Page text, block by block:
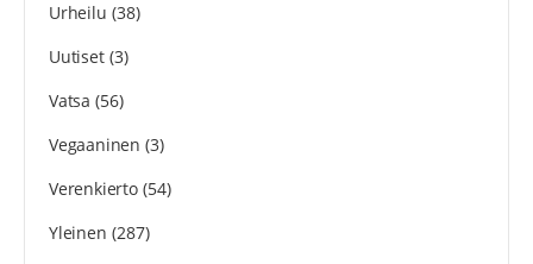
Urheilu (38)
Uutiset(3)
Vatsa (56)
Vegaaninen (3)
Verenkierto(54)
Yleinen (287)